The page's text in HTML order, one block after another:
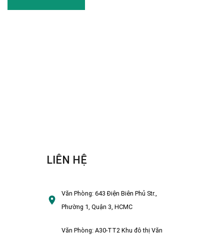
LIÊN HỆ
Văn Phòng:643 Điện Biên Phủ Str.,
Phường 1, Quận 3, HCMC
Văn Phòng:A30-TT2 Khu đô thị Văn